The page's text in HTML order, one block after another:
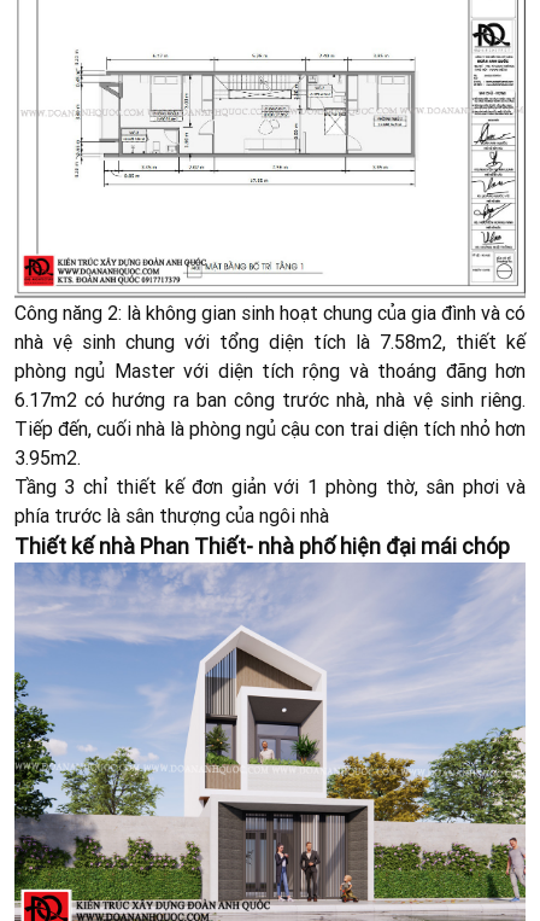
Công năng 2: là không gian sinh hoạt chung của gia đình và có
nhà vệ sinh chung với tổng diện tích là 7.58m2, thiết kế
phòng ngủ Master với diện tích rộng và thoáng đãng hơn
6.17m2 có hướng ra ban công trước nhà, nhà vệ sinh riêng.
Tiếp đến, cuối nhà là phòng ngủ cậu con trai diện tích nhỏ hơn
3.95m2.
Tầng 3 chỉ thiết kế đơn giản với 1 phòng thờ, sân phơi và
phía trước là sân thượng của ngôi nhà
Thiết kế nhà Phan Thiết- nhà phố hiện đại mái chóp